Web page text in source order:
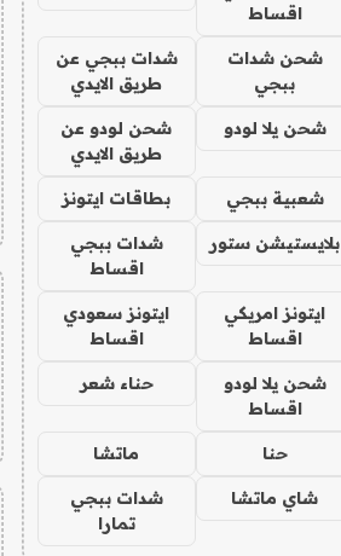
اقساط
شحن شدات
ببجي
شدات ببجي عن
طريق الايدي
شحن يلا لودو
شحن لودو عن
طريق الايدي
شعبية ببجي بطاقات ايتونز
بلايستيشن ستور
شدات ببجي
اقساط
ايتونز امريكي
اقساط
ايتونز سعودي
اقساط
شحن يلا لودو
اقساط
حناء شعر
حنا ماتشا
شاي ماتشا
شدات ببجي
تمارا